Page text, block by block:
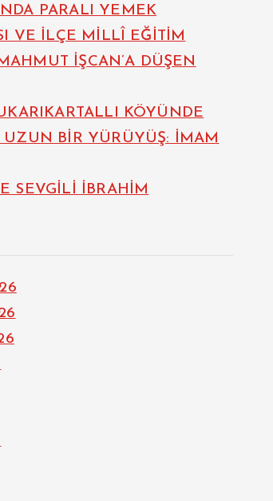
PARALI YEMEK
VE İLÇE MİLLÎ EĞİTİM
İŞCAN’A DÜŞEN
KÖYÜNDE
UZUN BİR YÜRÜYÜŞ: İMAM
SEVGİLİ İBRAHİM